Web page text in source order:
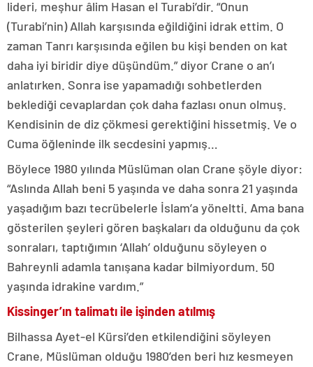
lideri, meşhur âlim Hasan el Turabi’dir. “Onun
(Turabi’nin) Allah karşısında eğildiğini idrak ettim. O
zaman Tanrı karşısında eğilen bu kişi benden on kat
daha iyi biridir diye düşündüm.” diyor Crane o an’ı
anlatırken. Sonra ise yapamadığı sohbetlerden
beklediği cevaplardan çok daha fazlası onun olmuş.
Kendisinin de diz çökmesi gerektiğini hissetmiş. Ve o
Cuma öğleninde ilk secdesini yapmış…
Böylece 1980 yılında Müslüman olan Crane şöyle diyor:
“Aslında Allah beni 5 yaşında ve daha sonra 21 yaşında
yaşadığım bazı tecrübelerle İslam’a yöneltti. Ama bana
gösterilen şeyleri gören başkaları da olduğunu da çok
sonraları, taptığımın ‘Allah’ olduğunu söyleyen o
Bahreynli adamla tanışana kadar bilmiyordum. 50
yaşında idrakine vardım.”
Kissinger’ın talimatı ile işinden atılmış
Bilhassa Ayet-el Kürsi’den etkilendiğini söyleyen
Crane, Müslüman olduğu 1980’den beri hız kesmeyen